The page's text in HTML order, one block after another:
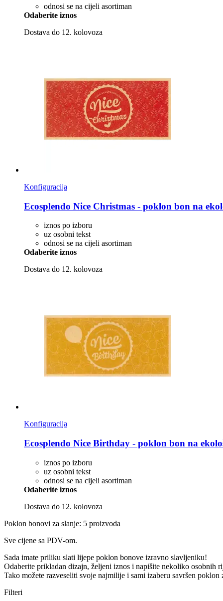
odnosi se na cijeli asortiman
Odaberite iznos
Dostava do 12. kolovoza
Konfiguracija
Ecosplendo Nice Christmas -​ poklon bon na
iznos po izboru
uz osobni tekst
odnosi se na cijeli asortiman
Odaberite iznos
Dostava do 12. kolovoza
Konfiguracija
Ecosplendo Nice Birthday -​ poklon bon na
iznos po izboru
uz osobni tekst
odnosi se na cijeli asortiman
Odaberite iznos
Dostava do 12. kolovoza
Poklon bonovi za slanje: 5 proizvoda
Sve cijene sa PDV-om.
Sada imate priliku slati lijepe poklon bonove izravno slavljeniku!
Odaberite prikladan dizajn, željeni iznos i napišite nekoliko osobnih
Tako možete razveseliti svoje najmilije i sami izaberu savršen poklon
Filteri